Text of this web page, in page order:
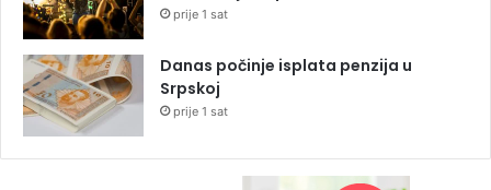
prije 1 sat
Danas počinje isplata penzija u
Srpskoj
prije 1 sat